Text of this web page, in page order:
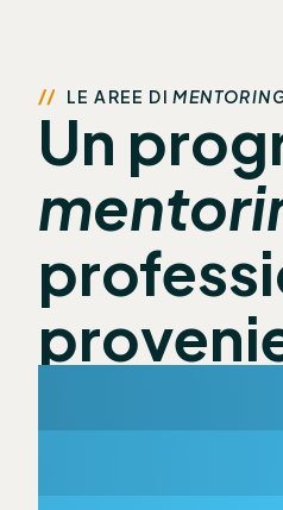
LE AREE DI
Un